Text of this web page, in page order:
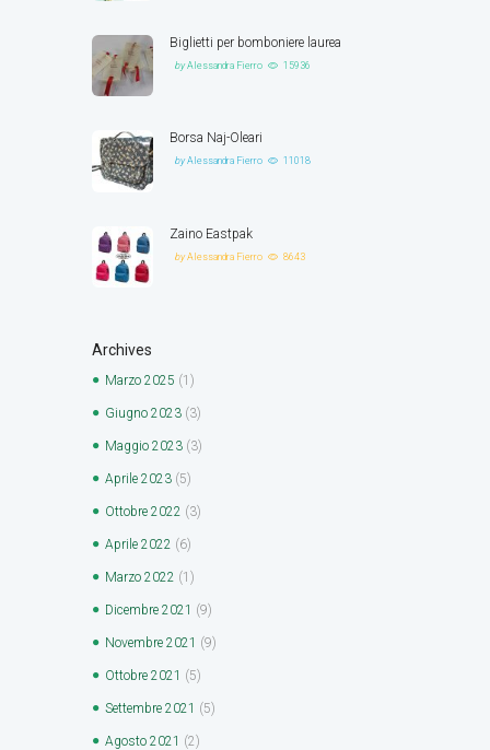
Biglietti per bomboniere laurea
byAlessandra Fierro 15936
Borsa Naj-Oleari
byAlessandra Fierro 11018
Zaino Eastpak
byAlessandra Fierro 8643
Archives
Marzo 2025 (1)
Giugno 2023 (3)
Maggio 2023 (3)
Aprile 2023 (5)
Ottobre 2022 (3)
Aprile 2022 (6)
Marzo 2022 (1)
Dicembre 2021 (9)
Novembre 2021 (9)
Ottobre 2021 (5)
Settembre 2021 (5)
Agosto 2021 (2)